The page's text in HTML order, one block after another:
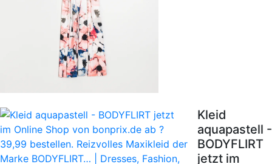
Kleid
aquapastell -
BODYFLIRT
jetzt im